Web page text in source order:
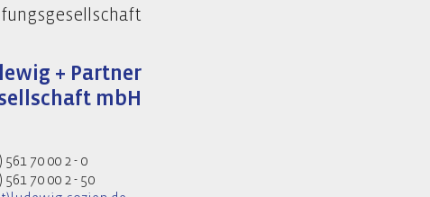
+ Partner
mbH
561 70 00 2 - 0
561 70 00 2 - 50